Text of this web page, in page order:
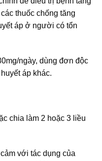
thuốc chống tăng
áp ở người có tổn
ngày, dùng đơn độc
áp khác.
chia làm 2 hoặc 3 liều
với tác dụng của